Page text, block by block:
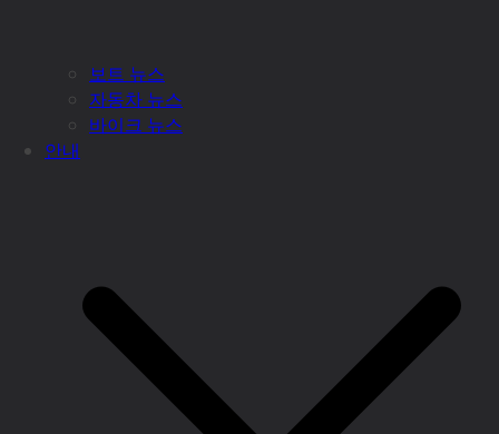
보트 뉴스
자동차 뉴스
바이크 뉴스
안내